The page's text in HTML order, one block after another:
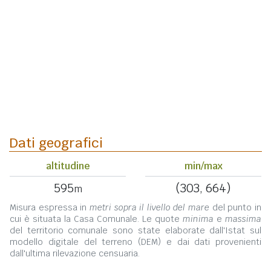
Dati geografici
altitudine
595m
min/max
(303, 664)
Misura espressa in metri sopra il livello del mare del punto in
cui è situata la Casa Comunale. Le quote minima e massima
del territorio comunale sono state elaborate dall'Istat sul
modello digitale del terreno (DEM) e dai dati provenienti
dall'ultima rilevazione censuaria.